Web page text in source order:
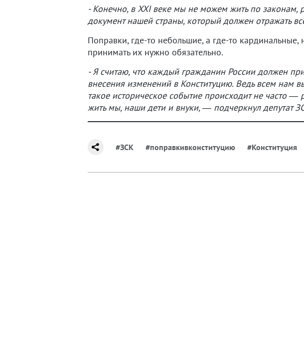
- Конечно, в XXI веке мы не можем жить по законам,
документ нашей страны, который должен отражать
Поправки, где-то небольшие, а где-то
принимать их нужно обязательно.
- Я считаю, что каждый гражданин России должен
внесения изменений в Конституцию. Ведь всем нам
такое историческое событие происходит не часто
жить мы, наши дети и внуки, — подчеркнул депутат
#ЗСК #поправкивконституцию #Конституция